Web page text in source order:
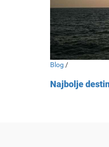
Blog /
Najbolje